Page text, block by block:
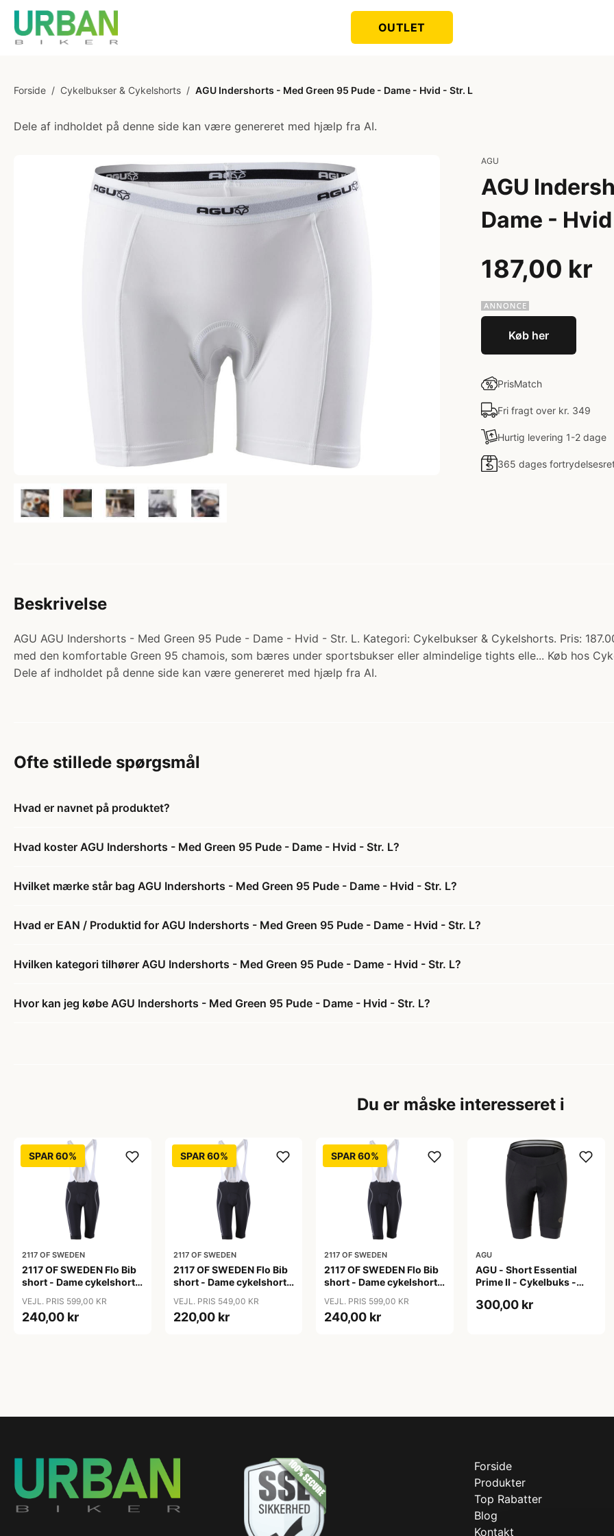
OUTLET
Forside / Cykelbukser & Cykelshorts / AGU Indershorts - Med Green 95 Pude - Dame - Hvid - Str. L
Dele af indholdet på denne side kan være genereret med hjælp fra AI.
AGU
AGU
Dame -
187,00 kr
Køb her
PrisMatch
Fri fragt over kr. 349
Hurtig levering 1-2 dage
365 dages
Beskrivelse
AGU AGU Indershorts - Med Green 95 Pude - Dame - Hvid - Str. L. Kategori: Cykelbukser & Cykelshorts. Pris:
med den komfortable Green 95 chamois, som bæres under sportsbukser eller almindelige tights elle... Køb hos
Dele af indholdet på denne side kan være genereret med hjælp fra AI.
Ofte stillede spørgsmål
Hvad er navnet på produktet?
Hvad koster AGU Indershorts - Med Green 95 Pude - Dame - Hvid - Str. L?
Hvilket mærke står bag AGU Indershorts - Med Green 95 Pude - Dame - Hvid - Str. L?
Hvad er EAN / Produktid for AGU Indershorts - Med Green 95 Pude - Dame - Hvid - Str. L?
Hvilken kategori tilhører AGU Indershorts - Med Green 95 Pude - Dame - Hvid - Str. L?
Hvor kan jeg købe AGU Indershorts - Med Green 95 Pude - Dame - Hvid - Str. L?
Du er måske interesseret i
SPAR 60%
2117 OF SWEDEN
2117 OF SWEDEN Flo Bib
short - Dame cykelshorts
VEJL. PRIS 599,00 KR
240,00 kr
SPAR 60%
2117 OF SWEDEN
2117 OF SWEDEN Flo Bib
short - Dame cykelshorts
VEJL. PRIS 549,00 KR
220,00 kr
SPAR 60%
2117 OF SWEDEN
2117 OF SWEDEN Flo Bib
short - Dame cykelshorts
VEJL. PRIS 599,00 KR
240,00 kr
AGU
AGU - Short Essential
Prime II - Cykelbuks -
300,00 kr
Forside
Produkter
Top Rabatter
Blog
Kontakt